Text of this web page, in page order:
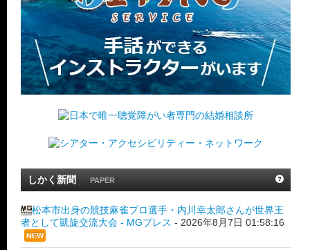
しかく新聞 PAPER
松本市出身の競技麻雀プロ選手・内川幸太郎さんが世界王
者として凱旋交流大会 - MGプレス - 2026年8月7日 01:58:16
NEW